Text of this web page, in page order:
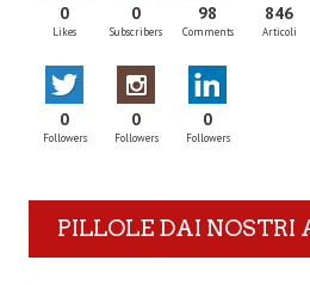
0
Likes
0
Subscribers
98
Comments
846
Articoli
0
Followers
0
Followers
0
Followers
PILLOLE DAI NOSTRI